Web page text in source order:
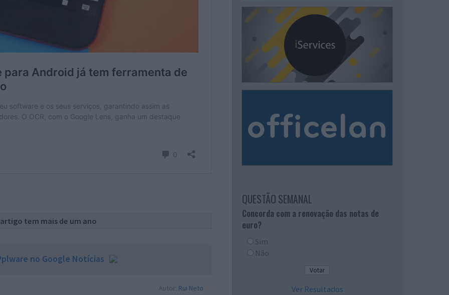
tem mais de um ano
no Google Notícias
Autor: Rui Neto
QUESTÃO SEMANAL
Concorda com a renovação das notas de
euro?
Sim
Não
Ver Resultados